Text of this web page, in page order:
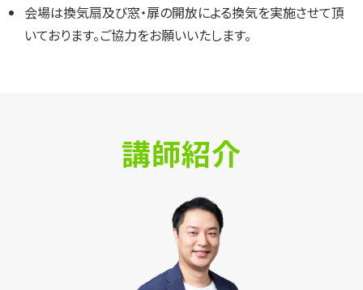
会場は換気扇及び窓・扉の開放による換気を実施させて頂
いております。ご協力をお願いいたします。
講師紹介